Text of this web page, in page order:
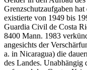
Grenzschutzaufgaben
existierte von 1949 bis
Guardia Civil de Costa
8400 Mann. 1983
angesichts der
a. in Nicaragua) die
des Landes.